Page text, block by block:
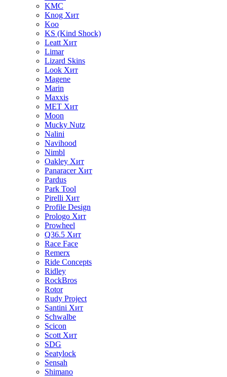
KMC
Knog Хит
Koo
KS (Kind Shock)
Leatt Хит
Limar
Lizard Skins
Look Хит
Magene
Marin
Maxxis
MET Хит
Moon
Mucky Nutz
Nalini
Navihood
Nimbl
Oakley Хит
Panaracer Хит
Pardus
Park Tool
Pirelli Хит
Profile Design
Prologo Хит
Prowheel
Q36.5 Хит
Race Face
Remerx
Ride Concepts
Ridley
RockBros
Rotor
Rudy Project
Santini Хит
Schwalbe
Scicon
Scott Хит
SDG
Seatylock
Sensah
Shimano